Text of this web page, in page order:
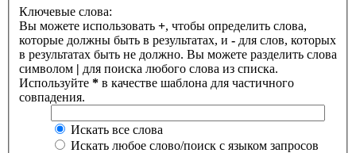
Ключевые слова:
Вы можете использовать +, чтобы определить слова,
которые должны быть в результатах, и - для слов, которых
в результатах быть не должно. Вы можете разделить слова
символом | для поиска любого слова из списка.
Используйте * в качестве шаблона для частичного
совпадения.
Искать все слова
Искать любое слово/поиск с языком запросов